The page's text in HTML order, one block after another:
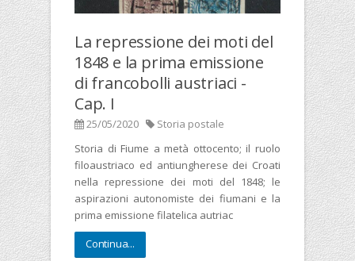
La repressione dei moti del
1848 e la prima emissione
di francobolli austriaci -
Cap. I
25/05/2020
Storia postale
Storia di Fiume a metà ottocento; il ruolo
filoaustriaco ed antiungherese dei Croati
nella repressione dei moti del 1848; le
aspirazioni autonomiste dei fiumani e la
prima emissione filatelica autriac
Continua...